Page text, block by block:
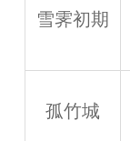
雪霁初期
孤竹城